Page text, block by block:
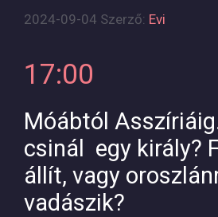
2024-09-04 Szerző: Evi
17:00
Móábtól
csinál egy király?
állít, vagy
vadászik?